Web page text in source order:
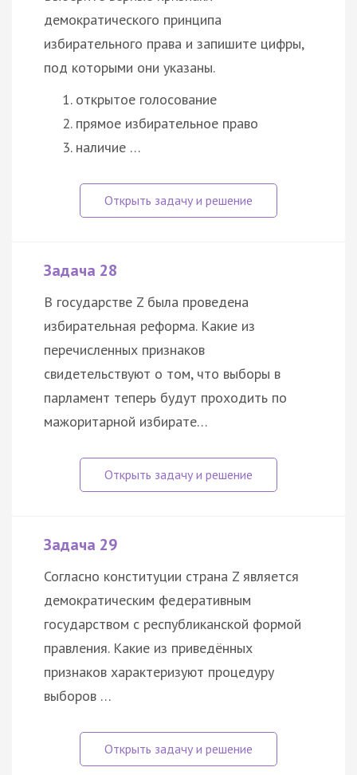
демократического принципа
избирательного права и запишите цифры,
под которыми они указаны.
открытое голосование
прямое избирательное право
наличие …
Задача 28
В государстве Z была проведена
избирательная реформа. Какие из
перечисленных признаков
свидетельствуют о том, что выборы в
парламент теперь будут проходить по
мажоритарной избирате…
Задача 29
Согласно конституции страна Z является
демократическим федеративным
государством с республиканской формой
правления. Какие из приведённых
признаков характеризуют процедуру
выборов …